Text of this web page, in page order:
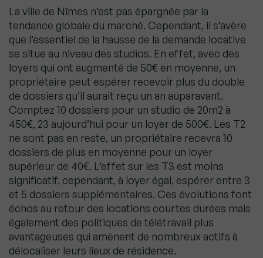
La ville de Nîmes n’est pas épargnée par la
tendance globale du marché. Cependant, il s’avère
que l’essentiel de la hausse de la demande locative
se situe au niveau des studios. En effet, avec des
loyers qui ont augmenté de 50€ en moyenne, un
propriétaire peut espérer recevoir plus du double
de dossiers qu’il aurait reçu un an auparavant.
Comptez 10 dossiers pour un studio de 20m2 à
450€, 23 aujourd’hui pour un loyer de 500€. Les T2
ne sont pas en reste, un propriétaire recevra 10
dossiers de plus en moyenne pour un loyer
supérieur de 40€. L’effet sur les T3 est moins
significatif, cependant, à loyer égal, espérer entre 3
et 5 dossiers supplémentaires. Ces évolutions font
échos au retour des locations courtes durées mais
également des politiques de télétravail plus
avantageuses qui amènent de nombreux actifs à
délocaliser leurs lieux de résidence.